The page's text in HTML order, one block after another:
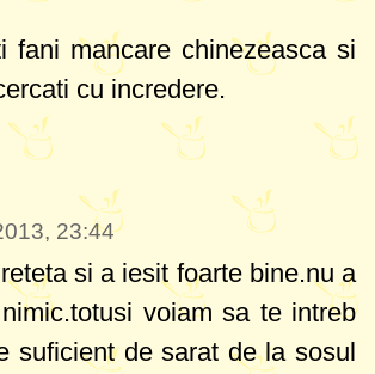
fani mancare chinezeasca si
cu incredere.
23:44
si a iesit foarte bine.nu a
voiam sa te intreb
suficient de sarat de la sosul